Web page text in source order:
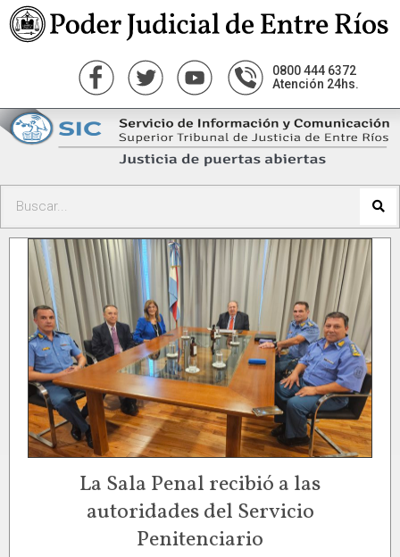
0800 444 6372
Atención 24hs.
La Sala Penal recibió a las
autoridades del Servicio
Penitenciario